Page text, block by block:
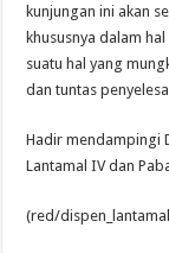
kunjungan ini akan
khususnya dalam
suatu hal yang
dan tuntas
Hadir mendampingi
Lantamal IV dan
(red/